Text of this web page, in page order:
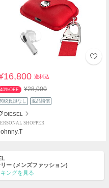
送料込
40%OFF ¥28,000
関税負担なし 返品補償
DIESEL
SHOPPER
ー (メンズファッション)
ングを見る